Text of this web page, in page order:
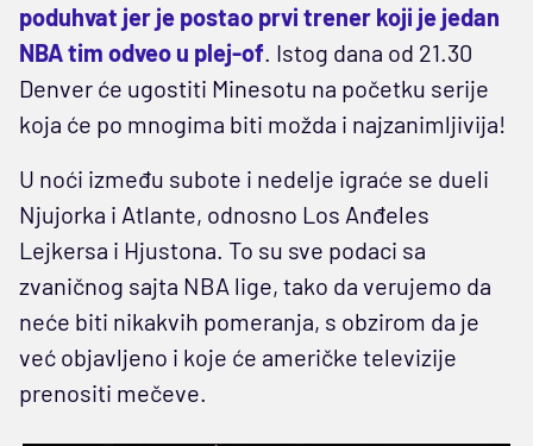
poduhvat jer je postao prvi trener koji je jedan
NBA tim odveo u plej-of. Istog dana od 21.30
Denver će ugostiti Minesotu na početku serije
koja će po mnogima biti možda i najzanimljivija!
U noći između subote i nedelje igraće se dueli
Njujorka i Atlante, odnosno Los Anđeles
Lejkersa i Hjustona. To su sve podaci sa
zvaničnog sajta NBA lige, tako da verujemo da
neće biti nikakvih pomeranja, s obzirom da je
već objavljeno i koje će američke televizije
prenositi mečeve.